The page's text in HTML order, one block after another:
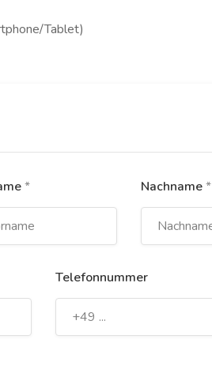
Tablet)
* Nachname*
Telefonnummer